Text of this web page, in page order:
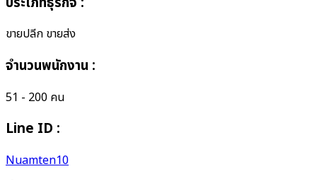
ขายปลีก ขายส่ง
จำนวนพนักงาน :
51 - 200 คน
Line ID :
Nuamten10